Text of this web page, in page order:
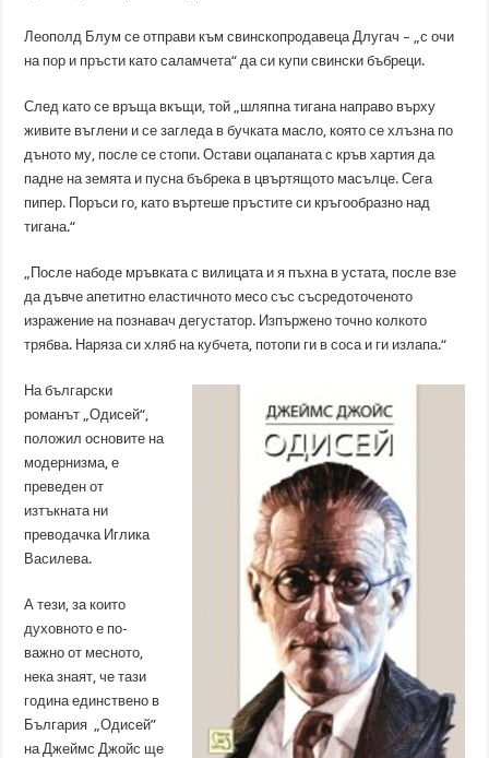
Леополд Блум се отправи към свинскопродавеца Длугач – „с очи
на пор и пръсти като саламчета“ да си купи свински бъбреци.
След като се връща вкъщи, той „шляпна тигана направо върху
живите въглени и се загледа в бучката масло, която се хлъзна по
дъното му, после се стопи. Остави оцапаната с кръв хартия да
падне на земята и пусна бъбрека в цвъртящото масълце. Сега
пипер. Поръси го, като въртеше пръстите си кръгообразно над
тигана.“
„После набоде мръвката с вилицата и я пъхна в устата, после взе
да дъвче апетитно еластичното месо със съсредоточеното
изражение на познавач дегустатор. Изпържено точно колкото
трябва. Наряза си хляб на кубчета, потопи ги в соса и ги излапа.“
На български
романът „Одисей“,
положил основите на
модернизма, е
преведен от
изтъкната ни
преводачка Иглика
Василева.
А тези, за които
духовното е по-
важно от месното,
нека знаят, че тази
година единствено в
България „Одисей”
на Джеймс Джойс ще